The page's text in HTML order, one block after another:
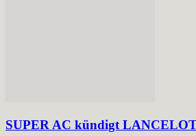
SUPER AC kündigt